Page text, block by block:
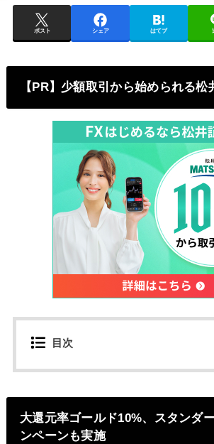
ポスト シェア はてブ
【PR】少額取引から始められる松
目次
大還元率ゴールド10%、スタンダ
ンペーンも実施